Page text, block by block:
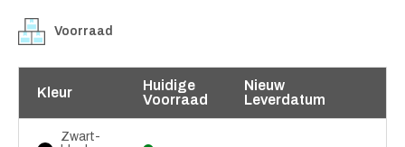
Voorraad
Kleur
Huidige
Voorraad
Nieuw
Leverdatum
Zwart-